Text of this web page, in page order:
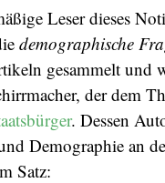
Leser dieses
demographische
gesammelt und
der dem
. Dessen
Demographie an
Satz: